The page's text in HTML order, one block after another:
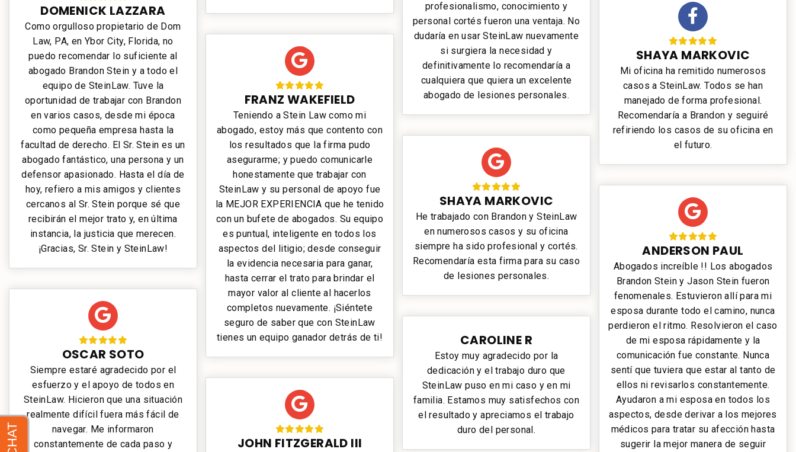
DOMENICK LAZZARA
Como orgulloso propietario de Dom
Law, PA, en Ybor City, Florida, no
puedo recomendar lo suficiente al
abogado Brandon Stein y a todo el
equipo de SteinLaw. Tuve la
oportunidad de trabajar con Brandon
en varios casos, desde mi época
como pequeña empresa hasta la
facultad de derecho. El Sr. Stein es un
abogado fantástico, una persona y un
defensor apasionado. Hasta el día de
hoy, refiero a mis amigos y clientes
cercanos al Sr. Stein porque sé que
recibirán el mejor trato y, en última
instancia, la justicia que merecen.
¡Gracias, Sr. Stein y SteinLaw!
OSCAR SOTO
Siempre estaré agradecido por el
esfuerzo y el apoyo de todos en
SteinLaw. Hicieron que una situación
realmente difícil fuera más fácil de
navegar. Me informaron
constantemente de cada paso y
FRANZ WAKEFIELD
Teniendo a Stein Law como mi
abogado, estoy más que contento con
los resultados que la firma pudo
asegurarme; y puedo comunicarle
honestamente que trabajar con
SteinLaw y su personal de apoyo fue
la MEJOR EXPERIENCIA que he tenido
con un bufete de abogados. Su equipo
es puntual, inteligente en todos los
aspectos del litigio; desde conseguir
la evidencia necesaria para ganar,
hasta cerrar el trato para brindar el
mayor valor al cliente al hacerlos
completos nuevamente. ¡Siéntete
seguro de saber que con SteinLaw
tienes un equipo ganador detrás de ti!
JOHN FITZGERALD III
profesionalismo, conocimiento y
personal cortés fueron una ventaja. No
dudaría en usar SteinLaw nuevamente
si surgiera la necesidad y
definitivamente lo recomendaría a
cualquiera que quiera un excelente
abogado de lesiones personales.
SHAYA MARKOVIC
He trabajado con Brandon y SteinLaw
en numerosos casos y su oficina
siempre ha sido profesional y cortés.
Recomendaría esta firma para su caso
de lesiones personales.
CAROLINE R
Estoy muy agradecido por la
dedicación y el trabajo duro que
SteinLaw puso en mi caso y en mi
familia. Estamos muy satisfechos con
el resultado y apreciamos el trabajo
duro del personal.
SHAYA MARKOVIC
Mi oficina ha remitido numerosos
casos a SteinLaw. Todos se han
manejado de forma profesional.
Recomendaría a Brandon y seguiré
refiriendo los casos de su oficina en
el futuro.
ANDERSON PAUL
Abogados increíble !! Los abogados
Brandon Stein y Jason Stein fueron
fenomenales. Estuvieron allí para mi
esposa durante todo el camino, nunca
perdieron el ritmo. Resolvieron el caso
de mi esposa rápidamente y la
comunicación fue constante. Nunca
sentí que tuviera que estar al tanto de
ellos ni revisarlos constantemente.
Ayudaron a mi esposa en todos los
aspectos, desde derivar a los mejores
médicos para tratar su afección hasta
sugerir la mejor manera de seguir